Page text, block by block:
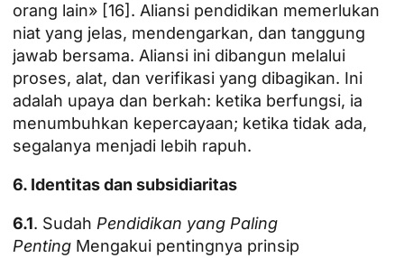
orang lain» [16]. Aliansi pendidikan memerlukan
niat yang jelas, mendengarkan, dan tanggung
jawab bersama. Aliansi ini dibangun melalui
proses, alat, dan verifikasi yang dibagikan. Ini
adalah upaya dan berkah: ketika berfungsi, ia
menumbuhkan kepercayaan; ketika tidak ada,
segalanya menjadi lebih rapuh.
6. Identitas dan subsidiaritas
6.1. Sudah Pendidikan yang Paling
Penting Mengakui pentingnya prinsip